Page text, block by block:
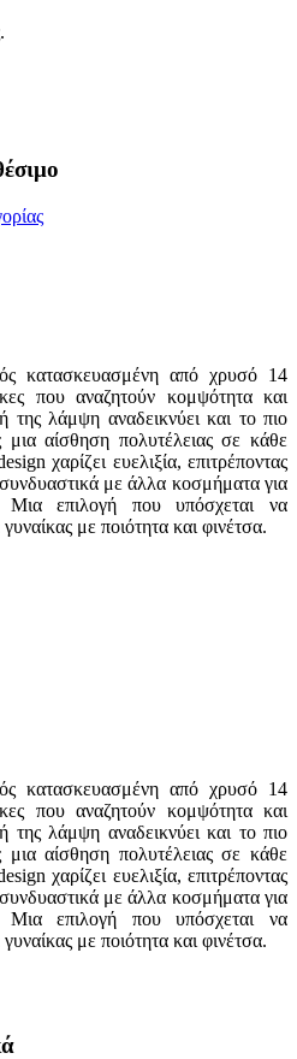
κατασκευασμένη από χρυσό 14
που αναζητούν κομψότητα και
της λάμψη αναδεικνύει και το πιο
αίσθηση πολυτέλειας σε κάθε
χαρίζει ευελιξία, επιτρέποντας
συνδυαστικά με άλλα κοσμήματα για
Μια επιλογή που υπόσχεται να
με ποιότητα και φινέτσα.
κατασκευασμένη από χρυσό 14
που αναζητούν κομψότητα και
της λάμψη αναδεικνύει και το πιο
αίσθηση πολυτέλειας σε κάθε
χαρίζει ευελιξία, επιτρέποντας
συνδυαστικά με άλλα κοσμήματα για
Μια επιλογή που υπόσχεται να
με ποιότητα και φινέτσα.